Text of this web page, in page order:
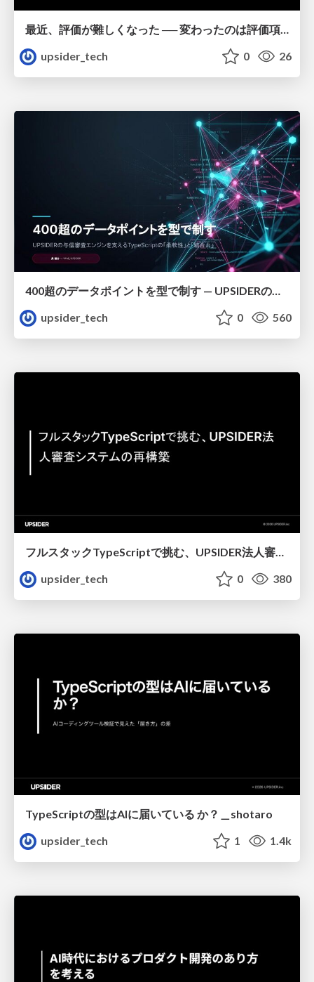
upsider_tech
0 26
400超のデータポイントを型で制す — UPSIDERの与信審査エンジンを支えるTypeScriptの「柔軟性」と「結合力」＿泉雄介
upsider_tech
0 560
フルスタックTypeScriptで挑む、UPSIDER法人審査システムの再構築＿Mitomi
upsider_tech
0 380
TypeScriptの型はAIに届いている か？＿shotaro
upsider_tech
1 1.4k